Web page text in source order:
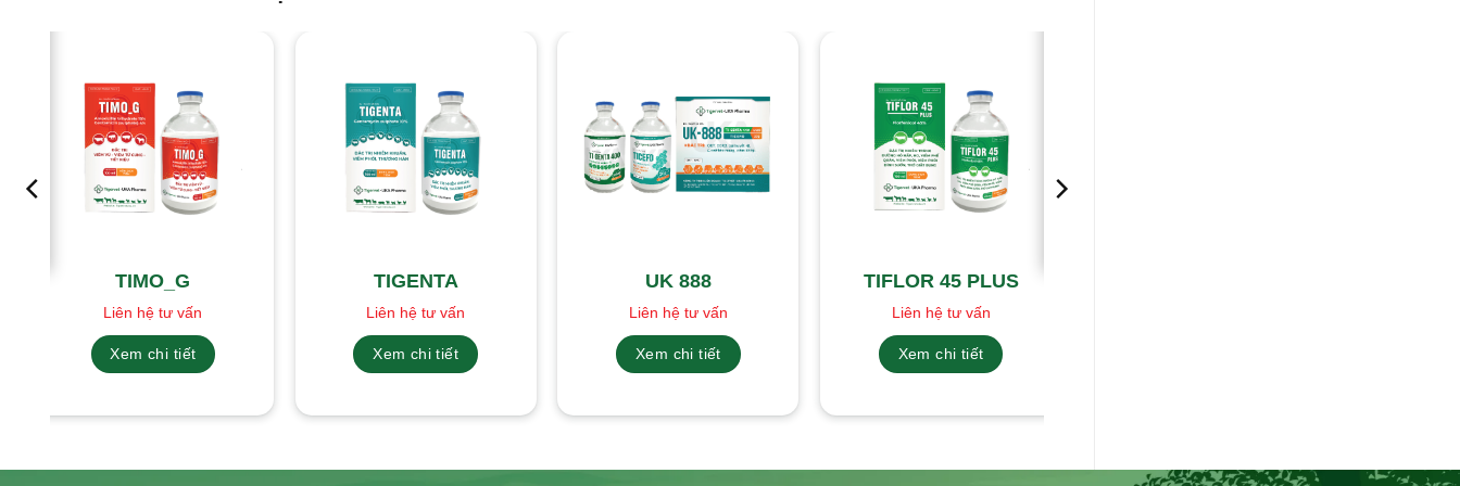
TIMO_G
Liên hệ tư vấn
Xem chi tiết
TIGENTA
Liên hệ tư vấn
Xem chi tiết
UK 888
Liên hệ tư vấn
Xem chi tiết
TIFLOR 45 PLUS
Liên hệ tư vấn
Xem chi tiết